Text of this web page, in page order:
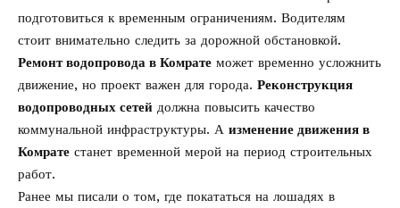
подготовиться к временным ограничениям. Водителям
стоит внимательно следить за дорожной обстановкой.
Ремонт водопровода в Комрате может временно усложнить
движение, но проект важен для города. Реконструкция
водопроводных сетей должна повысить качество
коммунальной инфраструктуры. А изменение движения в
Комрате станет временной мерой на период строительных
работ.
Ранее мы писали о том, где покататься на лошадях в